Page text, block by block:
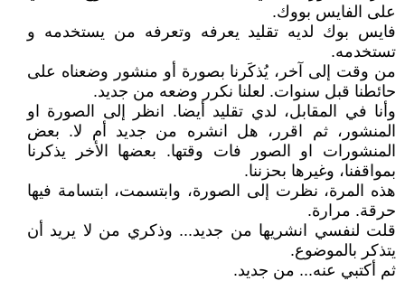
على الفايس بووك.
فايس بوك لديه تقليد يعرفه وتعرفه من يستخدمه و
تستخدمه.
من وقت إلى آخر، يُذكَرنا بصورة أو منشور وضعناه على
حائطنا قبل سنوات. لعلنا نكرر وضعه من جديد.
وأنا في المقابل، لدي تقليد أيضا. انظر إلى الصورة او
المنشور، ثم اقرر، هل انشره من جديد أم لا. بعض
المنشورات او الصور فات وقتها. بعضها الأخر يذكرنا
بمواقفنا، وغيرها بحزننا.
هذه المرة، نظرت إلى الصورة، وابتسمت، ابتسامة فيها
حرقة. مرارة.
قلت لنفسي انشريها من جديد... وذكري من لا يريد أن
يتذكر بالموضوع.
ثم أكتبي عنه... من جديد.